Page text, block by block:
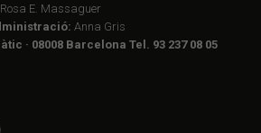
Rosa E. Massaguer
Anna Gris
· 08008 Barcelona Tel. 93 237 08 05